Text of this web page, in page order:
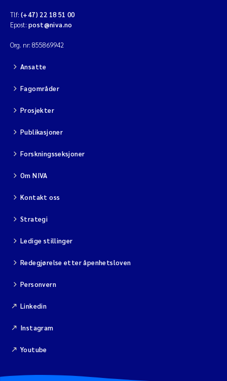
Tlf: (+47) 22 18 51 00
Epost: post@niva.no
Org. nr: 855869942
Ansatte
Fagområder
Prosjekter
Publikasjoner
Forskningsseksjoner
Om NIVA
Kontakt oss
Strategi
Ledige stillinger
Redegjørelse etter åpenhetsloven
Personvern
Linkedin
Instagram
Youtube